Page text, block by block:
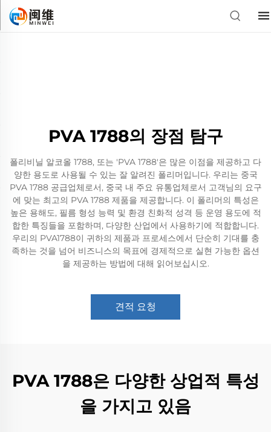
PVA 1788의 장점 탐구
폴리비닐 알코올 1788, 또는 'PVA 1788'은 많은 이점을 제공하고 다
양한 용도로 사용될 수 있는 잘 알려진 폴리머입니다. 우리는 중국
PVA 1788 공급업체로서, 중국 내 주요 유통업체로서 고객님의 요구
에 맞는 최고의 PVA 1788 제품을 제공합니다. 이 폴리머의 특성은
높은 용해도, 필름 형성 능력 및 환경 친화적 성격 등 운영 용도에 적
합한 특징들을 포함하며, 다양한 산업에서 사용하기에 적합합니다.
우리의 PVA1788이 귀하의 제품과 프로세스에서 단순히 기대를 충
족하는 것을 넘어 비즈니스의 목표에 경제적으로 실현 가능한 옵션
을 제공하는 방법에 대해 읽어보십시오.
견적 요청
PVA 1788은 다양한 상업적 특성
을 가지고 있음